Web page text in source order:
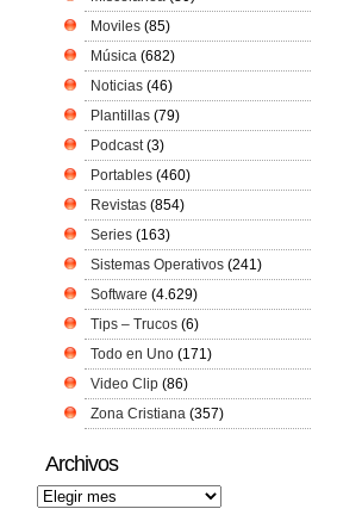
Moviles (85)
Música (682)
Noticias (46)
Plantillas (79)
Podcast(3)
Portables (460)
Revistas (854)
Series (163)
Sistemas Operativos (241)
Software (4.629)
Tips – Trucos (6)
Todo en Uno (171)
Video Clip (86)
Zona Cristiana (357)
Archivos